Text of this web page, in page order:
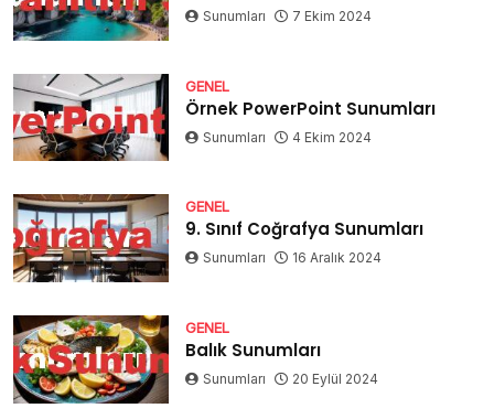
Sunumları 7 Ekim 2024
GENEL
Örnek PowerPoint Sunumları
Sunumları 4 Ekim 2024
GENEL
9. Sınıf Coğrafya Sunumları
Sunumları 16 Aralık 2024
GENEL
Balık Sunumları
Sunumları 20 Eylül 2024